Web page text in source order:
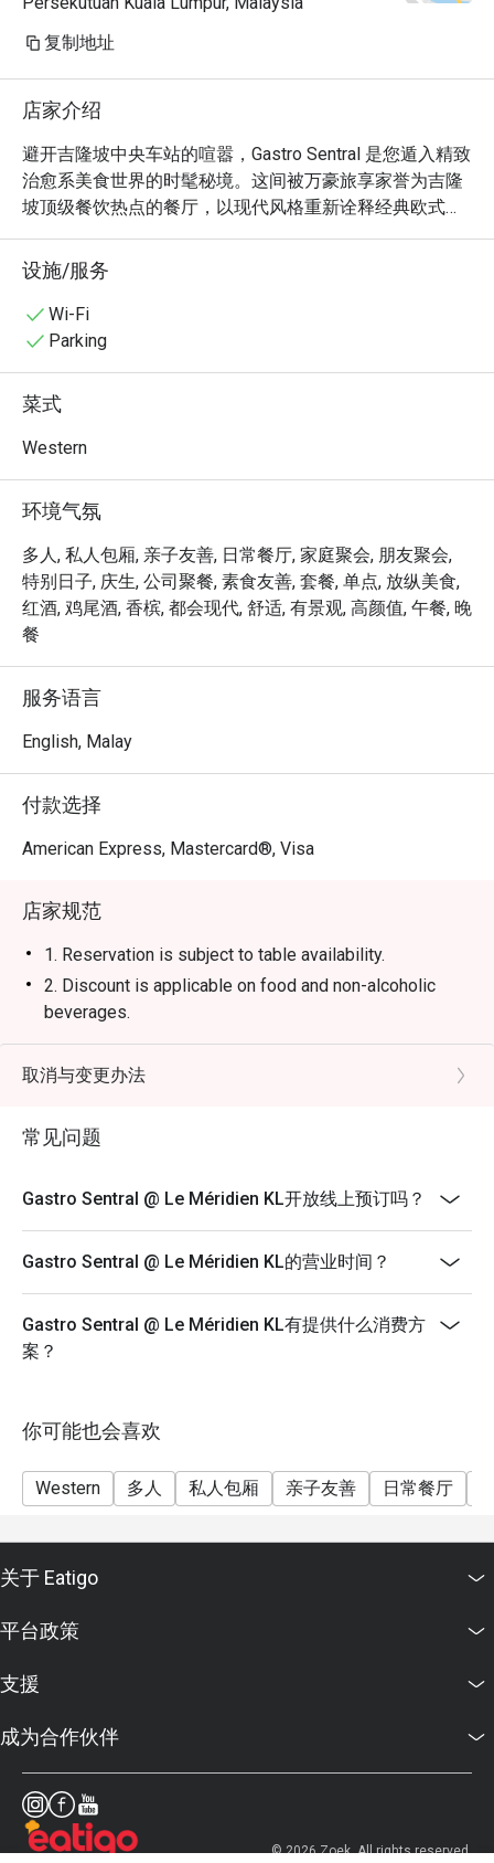
复制地址
店家介绍
避开吉隆坡中央车站的喧嚣，Gastro Sentral 是您遁入精致
治愈系美食世界的时髦秘境。这间被万豪旅享家誉为吉隆
坡顶级餐饮热点的餐厅，以现代风格重新诠释经典欧式美
食酒馆，用温暖又时尚的氛围迎接您的到来。想象一下，
您惬意地陷在柔软的沙发座，耳边是人们愉悦的交谈声，
眼前是一道道融合经典与创意的暖心佳肴。无论平日或周
末，这里都是一个精致而又无比放松的避风港。
的独特魅力，都将让您流连忘返：
"升级版经典": 品尝如炸鱼薯条、焗烤通心粉等熟悉的经典
"精品特调": 一系列精心调制的鸡尾酒、优质葡萄酒和匠人
咖啡，无论任何心情，都能找到最对味的那一杯。
"随性风尚": 完美融合舒适酒吧与潮流餐馆的氛围，让您感
觉既特别又自在，毫无拘束感。
⭐ Google 评分：4.2 分（279 条评论）
适合下班后小聚、温馨的家庭聚餐，或一个人的时髦独享
时光。
设施/服务
Wi-Fi
Parking
菜式
Western
环境气氛
多人, 私人包厢, 亲子友善, 日常餐厅, 家庭聚会, 朋友聚会,
特别日子, 庆生, 公司聚餐, 素食友善, 套餐, 单点, 放纵美食,
红酒, 鸡尾酒, 香槟, 都会现代, 舒适, 有景观, 高颜值, 午餐, 晚
餐
服务语言
English, Malay
付款选择
American Express, Mastercard®, Visa
店家规范
1. Reservation is subject to table availability.
2. Discount is applicable on food and non-alcoholic
beverages.
3. Discount is not applicable on Set Lunch, Tapas menu,
and promotional items.
6% GST.
6. Prices are subject to change during special food
7. The offer is not valid in conjunction with any other
discounts, privileges, vouchers and membership
offers.
**All prices in MYR and are exclusive of GST and
取消与变更办法
常见问题
Gastro Sentral @ Le Méridien KL开放线上预订吗？
Gastro Sentral @ Le Méridien KL的营业时间？
Gastro Sentral @ Le Méridien KL有提供什么消费方
案？
你可能也会喜欢
Western 多人 私人包厢 亲子友善 日常餐厅
关于 Eatigo
平台政策
支援
成为合作伙伴
© 2026 Zoek. All rights reserved.